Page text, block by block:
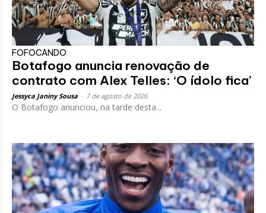
FOFOCANDO
Botafogo anuncia renovação de
contrato com Alex Telles: ‘O ídolo fica’
Jessyca Janiny Sousa 7 de agosto de 2026
O Botafogo anunciou, na tarde desta...